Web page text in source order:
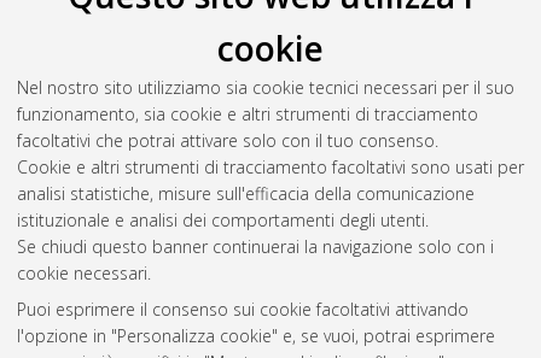
cookie
Nel nostro sito utilizziamo sia cookie tecnici necessari per il suo
funzionamento, sia cookie e altri strumenti di tracciamento
facoltativi che potrai attivare solo con il tuo consenso.
Cookie e altri strumenti di tracciamento facoltativi sono usati per
analisi statistiche, misure sull'efficacia della comunicazione
istituzionale e analisi dei comportamenti degli utenti.
Se chiudi questo banner continuerai la navigazione solo con i
cookie necessari.
Puoi esprimere il consenso sui cookie facoltativi attivando
l'opzione in "Personalizza cookie" e, se vuoi, potrai esprimere
Gestione del documento:
Atom
Rss 1.0